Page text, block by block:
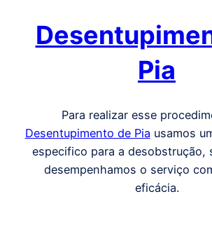
Pia
Para realizar esse
Desentupimento de Pia usamos
especifico para a desobstrução,
desempenhamos o serviço
eficácia.